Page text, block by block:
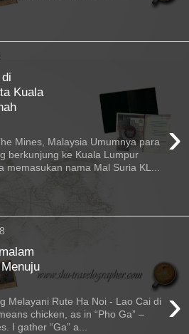
Kuala
›
Mines, Malaysia Umumnya para
berkunjung ke Kuala Lumpur
memasukan nama Mal Suria KL...
›
Melayani Rute Ha Noi - Lao Cai di
chicken, as in “Pho Ga” –
I gather “Ga” a...